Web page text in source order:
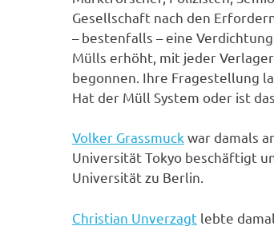
Gesellschaft nach den
– bestenfalls – eine
Mülls erhöht, mit jeder
begonnen. Ihre Fragestellung
Hat der Müll System oder ist
Volker Grassmuck war damals
Universität Tokyo beschäftigt
Universität zu Berlin.
Christian Unverzagt lebte